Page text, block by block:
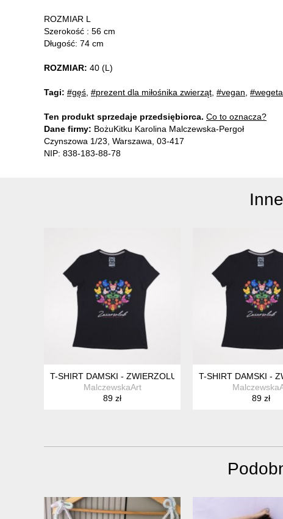
ROZMIAR L
Szerokość : 56 cm
Długość: 74 cm
ROZMIAR: 40 (L)
Tagi: #gęś #prezent dla miłośnika zwierząt #vegan
Ten produkt sprzedaje przedsiębiorca. Co to oznacza?
Dane firmy: BożuKitku Karolina Malczewska-Pergoł
Czynszowa 1/23, Warszawa, 03-417
NIP: 838-183-88-78
T-SHIRT DAMSKI - ZWIERZOLUB - PIESKI KOTKI - WZÓR
MalczewskaArt
89 zł
T-SHIRT DAMSKI -
89 zł